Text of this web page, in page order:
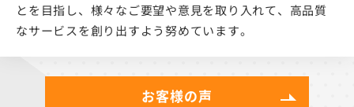
とを目指し、様々なご要望や意見を取り入れて、高品質
なサービスを創り出すよう努めています。
お客様の声